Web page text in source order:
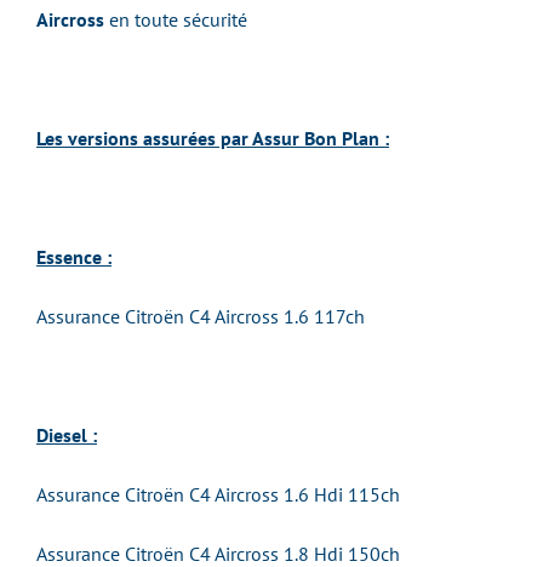
Aircross en toute sécurité
Les versions assurées par Assur Bon Plan :
Essence :
Assurance Citroën C4 Aircross 1.6 117ch
Diesel :
Assurance Citroën C4 Aircross 1.6 Hdi 115ch
Assurance Citroën C4 Aircross 1.8 Hdi 150ch